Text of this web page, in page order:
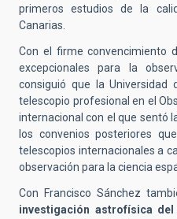
primeros estudios de la
Canarias.
Con el firme convencimiento
excepcionales para la
consiguió que la Universidad
telescopio profesional en el
internacional con el que sentó
los convenios posteriores
telescopios internacionales a
observación para la ciencia
Con Francisco Sánchez
investigación astrofísica del